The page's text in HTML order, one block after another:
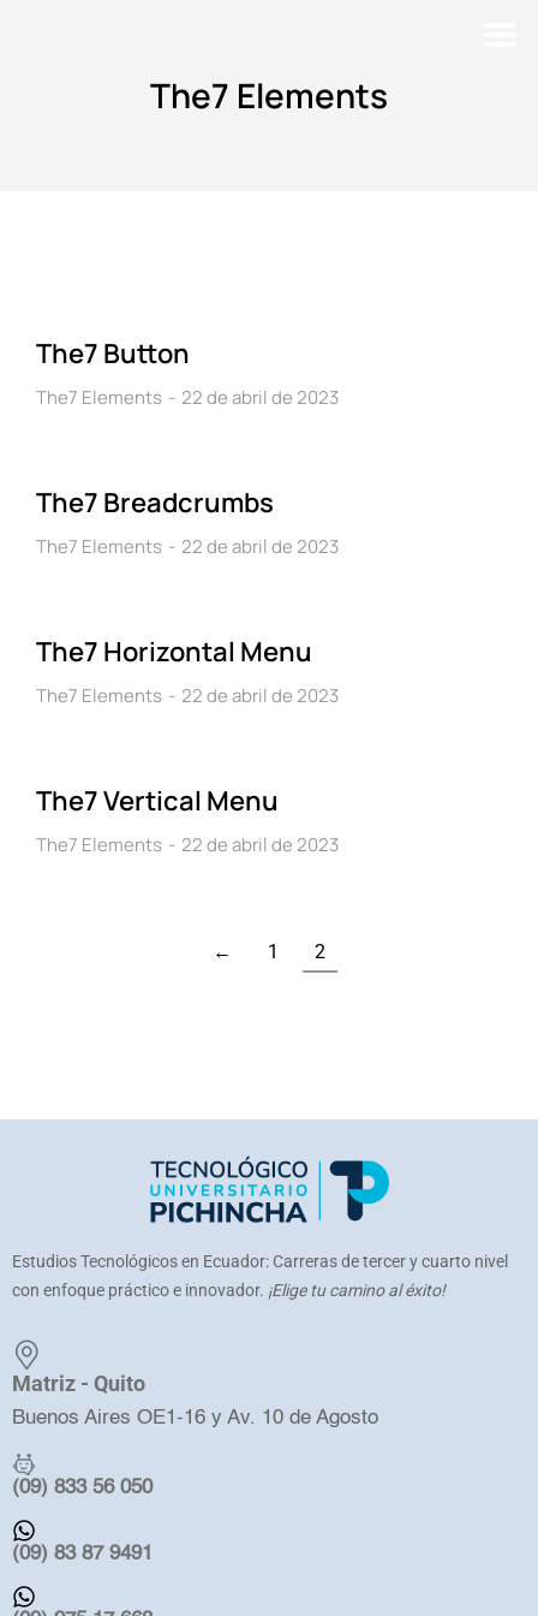
The7 Elements
The7 Button
The7 Elements 22 de abril de 2023
The7 Breadcrumbs
The7 Elements 22 de abril de 2023
The7 Horizontal Menu
The7 Elements 22 de abril de 2023
The7 Vertical Menu
The7 Elements 22 de abril de 2023
← 1 2
Estudios Tecnológicos en Ecuador: Carreras de tercer y cuarto nivel
con enfoque práctico e innovador. ¡Elige tu camino al éxito!
Matriz - Quito
Buenos Aires OE1-16 y Av. 10 de Agosto
(09) 833 56 050
(09) 83 87 9491